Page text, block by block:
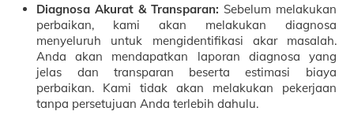
Diagnosa Akurat & Transparan: Sebelum melakukan
perbaikan, kami akan melakukan diagnosa
menyeluruh untuk mengidentifikasi akar masalah.
Anda akan mendapatkan laporan diagnosa yang
jelas dan transparan beserta estimasi biaya
perbaikan. Kami tidak akan melakukan pekerjaan
tanpa persetujuan Anda terlebih dahulu.